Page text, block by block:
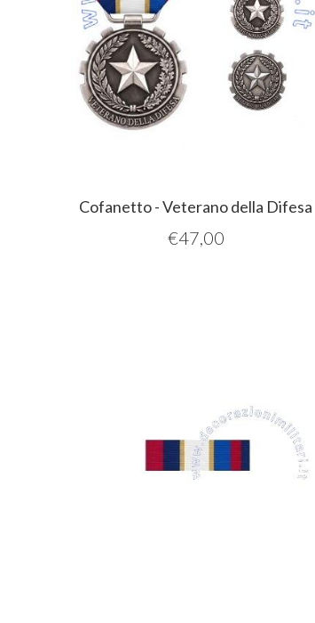
Cofanetto - Veterano della Difesa
€47,00